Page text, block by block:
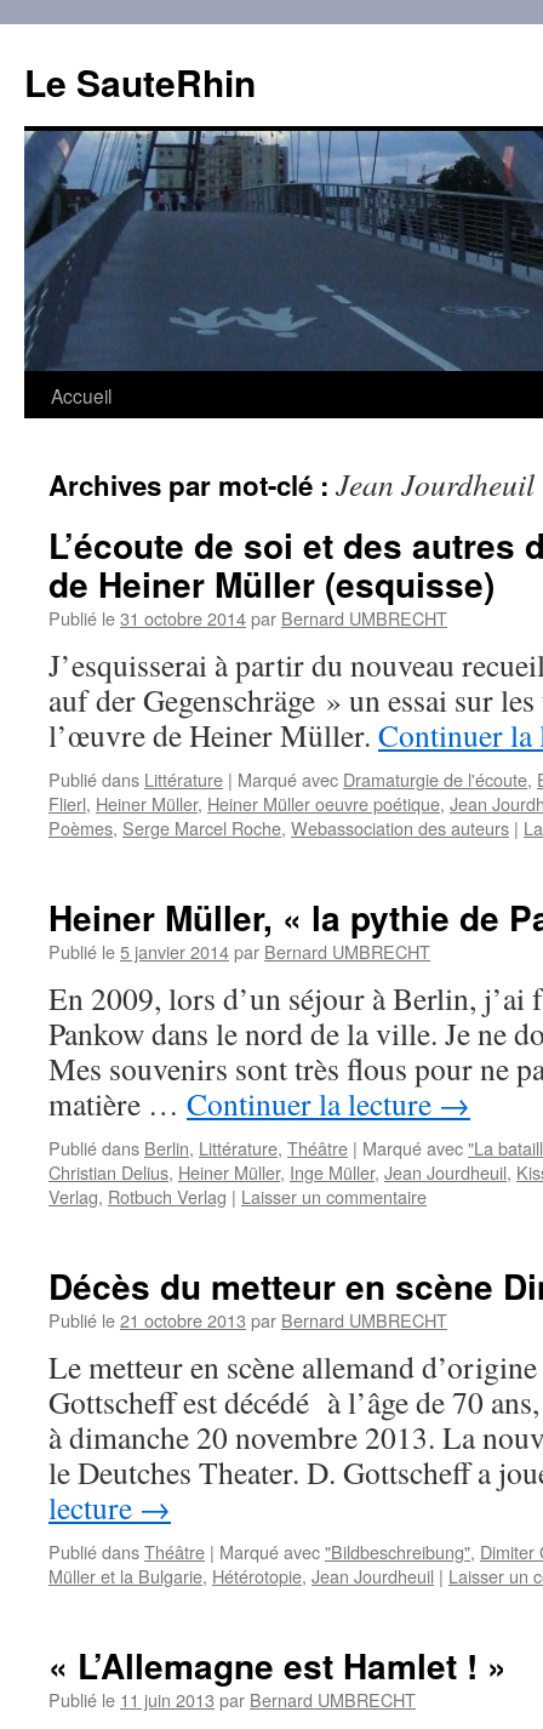
contenu
Le SauteRhin
Accueil
Archives par mot-clé : Jean Jourdheuil
L’écoute de soi et des autres
de Heiner Müller (esquisse)
Publié le31 octobre 2014par Bernard UMBRECHT
J’esquisserai à partir du nouveau
auf der Gegenschräge » un essai sur
l’œuvre de Heiner Müller. Continuer
Publié dans Littérature | Marqué avec Dramaturgie de l'écoute,
Flierl, Heiner Müller, Heiner Müller oeuvre poétique, Jean
Poèmes, Serge Marcel Roche, Webassociation des auteurs |
Heiner Müller, « la pythie de
Publié le5 janvier 2014par Bernard UMBRECHT
En 2009, lors d’un séjour à Berlin, j’ai
Pankow dans le nord de la ville. Je ne
Mes souvenirs sont très flous pour ne
matière … Continuer la lecture →
Publié dans Berlin, Littérature, Théâtre | Marqué avec"La
Christian Delius, Heiner Müller, Inge Müller, Jean Jourdheuil,
Verlag, Rotbuch Verlag | Laisser un commentaire
Décès du metteur en scène
Publié le21 octobre 2013 par Bernard UMBRECHT
Le metteur en scène allemand
Gottscheff est décédé à l’âge de 70
à dimanche 20 novembre 2013. La
le Deutches Theater. D. Gottscheff a
lecture →
Publié dansThéâtre | Marqué avec"Bildbeschreibung", Dimiter
Müller et la Bulgarie, Hétérotopie, Jean Jourdheuil | Laisser un
« L’Allemagne est Hamlet ! »
Publié le 11 juin 2013 par Bernard UMBRECHT